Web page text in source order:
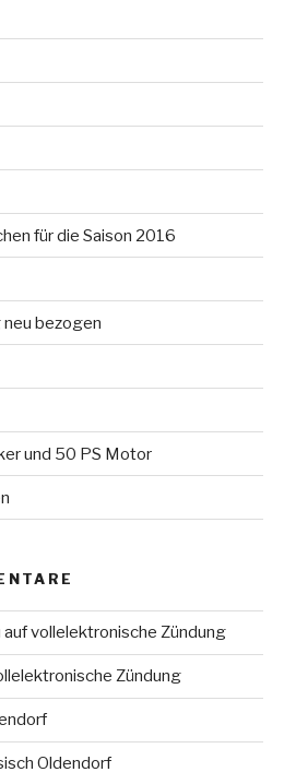
für die Saison 2016
bezogen
und 50 PS Motor
auf vollelektronische Zündung
Zündung
Oldendorf